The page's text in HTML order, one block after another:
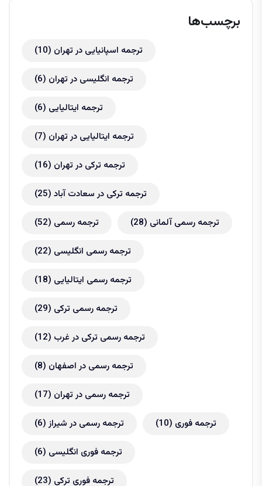
برچسب‌ها
ترجمه اسپانیایی در تهران (10)
ترجمه انگلیسی در تهران (6)
ترجمه ایتالیایی (6)
ترجمه ایتالیایی در تهران (7)
ترجمه ترکی در تهران (16)
ترجمه ترکی در سعادت آباد (25)
ترجمه رسمی (52) ترجمه رسمی آلمانی (28)
ترجمه رسمی انگلیسی (22)
ترجمه رسمی ایتالیایی (18)
ترجمه رسمی ترکی (29)
ترجمه رسمی ترکی در غرب (12)
ترجمه رسمی در اصفهان (8)
ترجمه رسمی در تهران (17)
ترجمه رسمی در شیراز(6) ترجمه فوری (10)
ترجمه فوری انگلیسی (6)
ترجمه فوری ترکی (23)